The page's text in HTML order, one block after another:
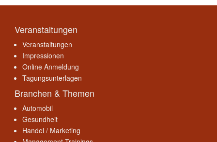
Veranstaltungen
Veranstaltungen
Impressionen
Online Anmeldung
Tagungsunterlagen
Branchen & Themen
Automobil
Gesundheit
Handel / Marketing